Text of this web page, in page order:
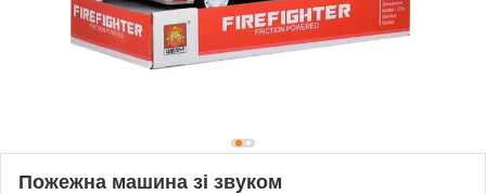
Пожежна машина зі звуком